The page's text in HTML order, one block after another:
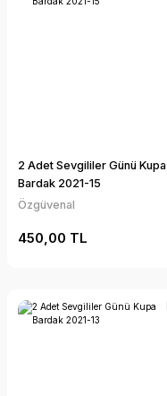
2 Adet Sevgililer Günü Kupa
Bardak 2021-15
Özgüvenal
450,00 TL